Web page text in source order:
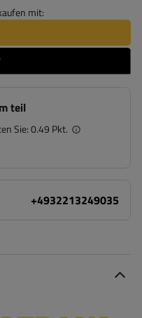
mit:
teil
Sie:0.49 Pkt.
+4932213249035